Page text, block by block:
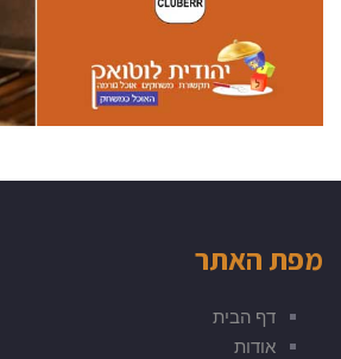
מפת האתר
דף הבית
אודות